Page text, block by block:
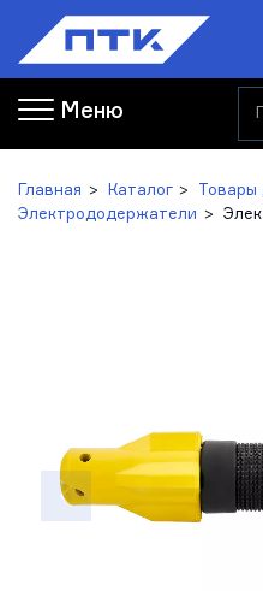
Меню
Главная Каталог
Электрододержатели